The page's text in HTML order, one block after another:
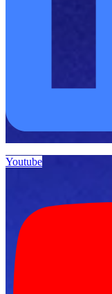
Youtube